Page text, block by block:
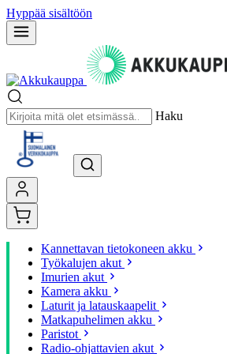
Hyppää sisältöön
Haku
Kannettavan tietokoneen akku
Työkalujen akut
Imurien akut
Kamera akku
Laturit ja latauskaapelit
Matkapuhelimen akku
Paristot
Radio-ohjattavien akut